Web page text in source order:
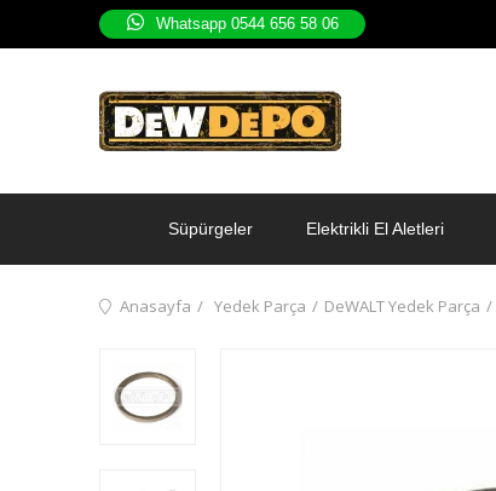
Whatsapp 0544 656 58 06
Süpürgeler Elektrikli El Aletleri
Anasayfa Yedek Parça DeWALT Yedek Parça